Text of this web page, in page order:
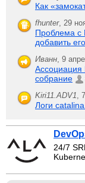
Как
fhunter, 29
Проблема с
добавить
Иванн, 9
собрание
Kiri11.ADV1,
Логи
24/7